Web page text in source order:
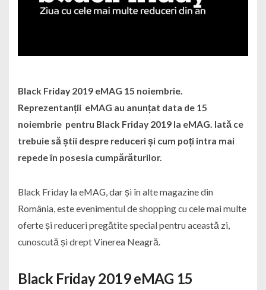
Black Friday 2019 eMAG 15 noiembrie.
Reprezentanții eMAG au anunțat data de 15
noiembrie pentru Black Friday 2019 la eMAG. Iată ce
trebuie să știi despre reduceri și cum poți intra mai
repede în posesia cumpărăturilor.
Black Friday la eMAG, dar și în alte magazine din
România, este evenimentul de shopping cu cele mai multe
oferte și reduceri pregătite special pentru această zi,
cunoscută și drept Vinerea Neagră.
Black Friday 2019 eMAG 15